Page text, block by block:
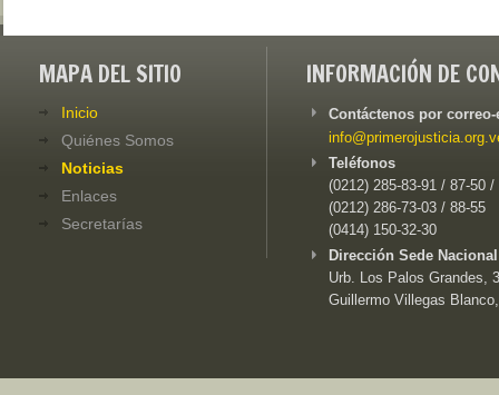
MAPA DEL SITIO
Inicio
Quiénes Somos
Noticias
Enlaces
Secretarías
INFORMACIÓN DE
Contáctenos por
Teléfonos
(0212) 285-83-91 / 87-50 /
(0212) 286-73-03 / 88-55
(0414) 150-32-30
Dirección Sede
Urb. Los Palos Grandes,
Guillermo Villegas